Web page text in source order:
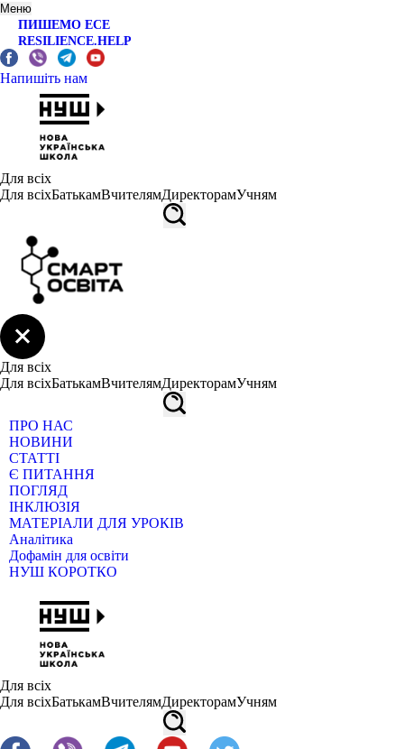
Меню
ПИШЕМО ЕСЕ
RESILIENCE.HELP
Напишіть нам
Для всіх
Для всіхБатькамВчителямДиректорамУчням
Для всіх
Для всіхБатькамВчителямДиректорамУчням
ПРО НАС
НОВИНИ
СТАТТІ
Є ПИТАННЯ
ПОГЛЯД
ІНКЛЮЗІЯ
МАТЕРІАЛИ ДЛЯ УРОКІВ
Аналітика
Дофамін для освіти
НУШ КОРОТКО
Для всіх
Для всіхБатькамВчителямДиректорамУчням